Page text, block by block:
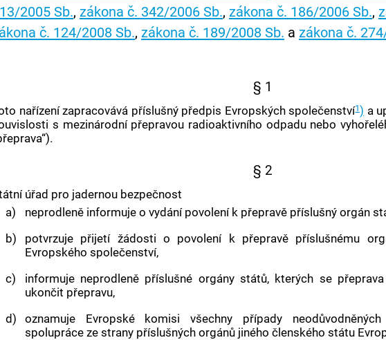
2005 Sb., zákona č. 342/2006 Sb., zákona č. 186/2006 Sb.,
č. 124/2008 Sb., zákona č. 189/2008 Sb. a zákona č.
§ 1
nařízení zapracovává příslušný předpis Evropských společenství1) a
s mezinárodní přepravou radioaktivního odpadunebo
§ 2
úřad pro jadernou bezpečnost
a)
neprodleně informuje o vydání povolení k přepravě příslušný orgán
b)
potvrzuje přijetí žádosti o povolení k přepravě příslušnému
Evropského společenství,
c)
informuje neprodleně příslušné orgány států, kterých se
ukončit přepravu,
d)
oznamuje Evropské komisi všechny případy
spolupráce ze strany příslušných orgánů jiného členského státu